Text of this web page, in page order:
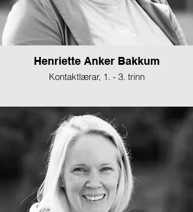
Henriette Anker Bakkum
Kontaktlærar, 1. - 3. trinn